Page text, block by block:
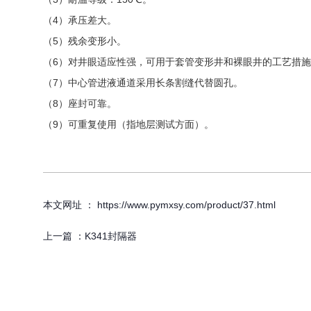
（4）承压差大。
（5）残余变形小。
（6）对井眼适应性强，可用于套管变形井和裸眼井的工艺措
（7）中心管进液通道采用长条割缝代替圆孔。
（8）座封可靠。
（9）可重复使用（指地层测试方面）。
本文网址 ： https://www.pymxsy.com/product/37.html
上一篇 ： K341封隔器